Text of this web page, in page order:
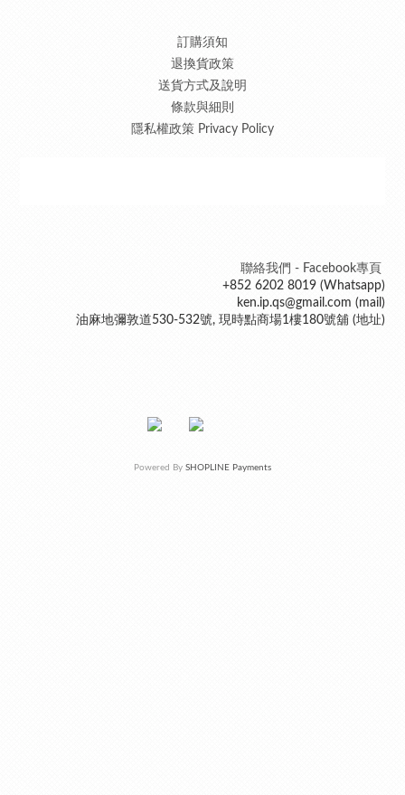
訂購須知
退換貨政策
送貨方式及說明
條款與細則
隱私權政策 Privacy Policy
聯絡我們 - Facebook專頁
+852 6202 8019 (Whatsapp)
ken.ip.qs@gmail.com (mail)
油麻地彌敦道530-532號, 現時點商場1樓180號舖 (地址)
Powered By SHOPLINE Payments